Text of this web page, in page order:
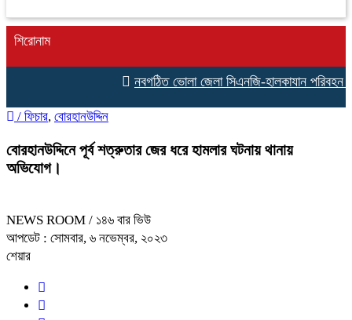
শিরোনাম
নবগঠিত ভোলা জেলা সিএনজি-হালকাযান পরিবহন
/ ফিচার, বোরহানউদ্দিন
বোরহানউদ্দিনে পূর্ব শত্রুতার জের ধরে হামলার ঘটনায় থানায়
অভিযোগ।
NEWS ROOM / ১৪৬ বার ভিউ
আপডেট : সোমবার, ৬ নভেম্বর, ২০২৩
শেয়ার